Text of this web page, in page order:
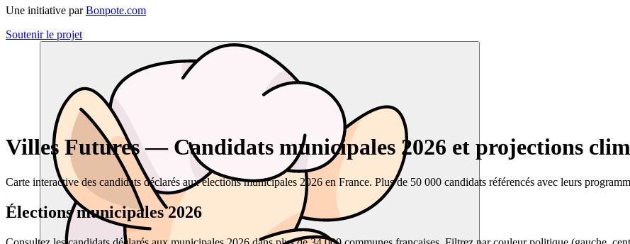
Une initiative par Bonpote.com
Soutenir le projet
Villes Futures — Candidats municipales 2026 et projections
Carte interactive des candidats déclarés aux élections municipales 2026 en France. Plus de 50 000 candidats référencés avec leurs
Élections municipales 2026